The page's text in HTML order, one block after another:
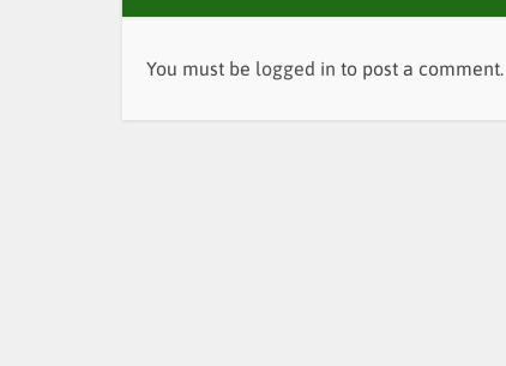
You must be logged in to post a comment.